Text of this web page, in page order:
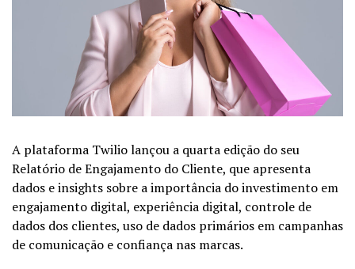
A plataforma Twilio lançou a quarta edição do seu
Relatório de Engajamento do Cliente, que apresenta
dados e insights sobre a importância do investimento em
engajamento digital, experiência digital, controle de
dados dos clientes, uso de dados primários em campanhas
de comunicação e confiança nas marcas.